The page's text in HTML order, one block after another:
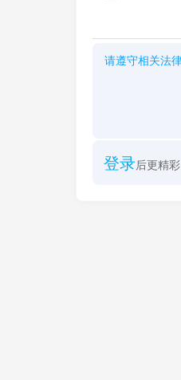
登录后更精彩